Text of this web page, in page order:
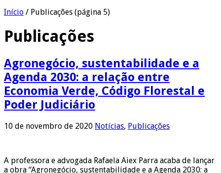
Início / Publicações (página 5)
Publicações
Agronegócio, sustentabilidade e a
Agenda 2030: a relação entre
Economia Verde, Código Florestal e
Poder Judiciário
10 de novembro de 2020 Notícias, Publicações
A professora e advogada Rafaela Aiex Parra acaba de lançar
a obra “Agronegócio, sustentabilidade e a Agenda 2030: a